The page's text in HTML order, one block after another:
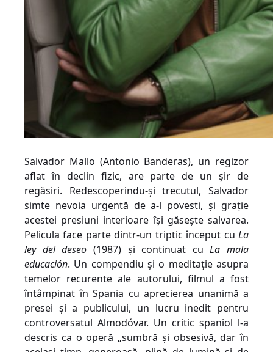
Salvador Mallo (Antonio Banderas), un regizor
aflat în declin fizic, are parte de un șir de
regăsiri. Redescoperindu-și trecutul, Salvador
simte nevoia urgentă de a-l povesti, și grație
acestei presiuni interioare își găsește salvarea.
Pelicula face parte dintr-un triptic început cu La
ley del deseo (1987) și continuat cuLa mala
educación. Un compendiu și o meditație asupra
temelor recurente ale autorului, filmul a fost
întâmpinat în Spania cu aprecierea unanimă a
presei și a publicului, un lucru inedit pentru
controversatul Almodóvar. Un critic spaniol l-a
descris ca o operă „sumbră și obsesivă, dar în